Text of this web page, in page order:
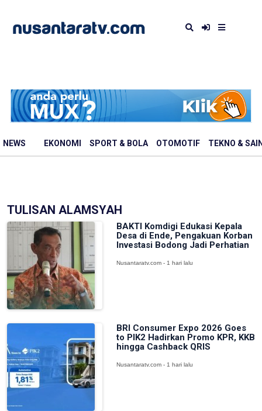
NEWS EKONOMI SPORT & BOLA OTOMOTIF TEKNO &
TULISAN ALAMSYAH
BAKTI Komdigi Edukasi Kepala
Desa di Ende, Pengakuan Korban
Investasi Bodong Jadi Perhatian
Nusantaratv.com - 1 hari lalu
BRI Consumer Expo 2026 Goes
to PIK2 Hadirkan Promo KPR, KKB
hingga Cashback QRIS
Nusantaratv.com - 1 hari lalu